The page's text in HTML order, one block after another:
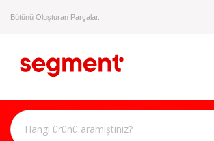
Bütünü Oluşturan Parçalar.